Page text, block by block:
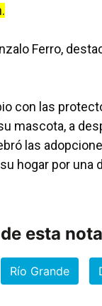
Ferro,
con las
mascota, a
las
hogar por una
esta nota
Río Grande